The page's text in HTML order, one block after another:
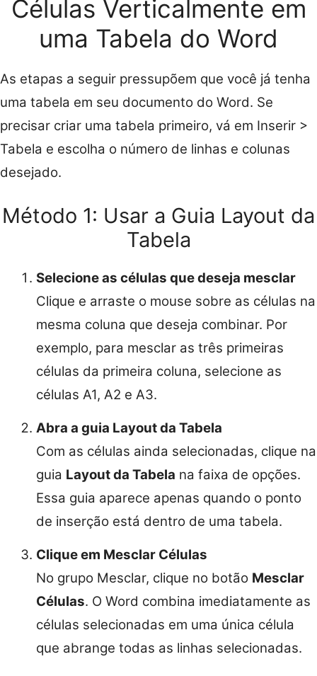
Células Verticalmente em
uma Tabela do Word
As etapas a seguir pressupõem que você já tenha
uma tabela em seu documento do Word. Se
precisar criar uma tabela primeiro, vá em Inserir >
Tabela e escolha o número de linhas e colunas
desejado.
Método 1: Usar a Guia Layout da
Tabela
Selecione as células que deseja mesclar
Clique e arraste o mouse sobre as células na
mesma coluna que deseja combinar. Por
exemplo, para mesclar as três primeiras
células da primeira coluna, selecione as
células A1, A2 e A3.
Abra a guia Layout da Tabela
Com as células ainda selecionadas, clique na
guia Layout da Tabela na faixa de opções.
Essa guia aparece apenas quando o ponto
de inserção está dentro de uma tabela.
Clique em Mesclar Células
No grupo Mesclar, clique no botão Mesclar
Células. O Word combina imediatamente as
células selecionadas em uma única célula
que abrange todas as linhas selecionadas.